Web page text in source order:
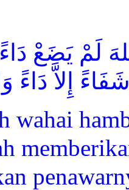
لَمْ يَضَعْ
إِلاَّ دَاءً
wahai